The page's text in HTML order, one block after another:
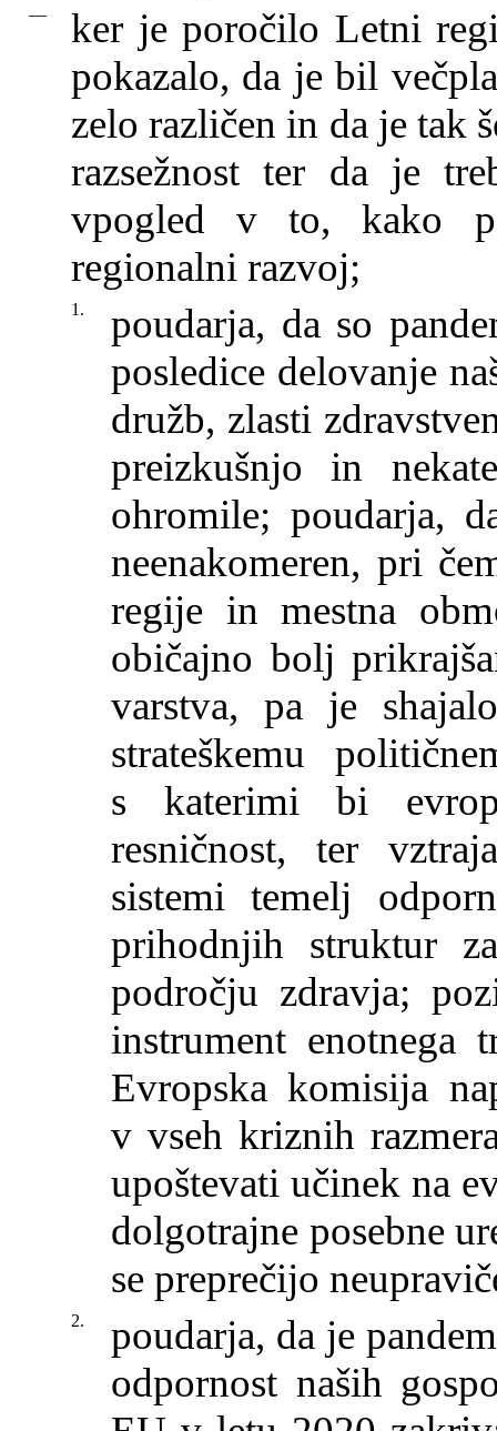
—
ker je poročilo Letni
pokazalo, da je bil
zelo različen in da je tak
razsežnost ter da je
vpogled v to, kako
regionalni razvoj;
1.
poudarja, da so
posledice delovanje
družb, zlasti
preizkušnjo in
ohromile; poudarja,
neenakomeren, pri
regije in mestna
običajno bolj
varstva, pa je
strateškemu
s katerimi bi
resničnost, ter
sistemi temelj
prihodnjih struktur
področju zdravja;
instrument enotnega
Evropska komisija
v vseh kriznih
upoštevati učinek na
dolgotrajne posebne
se preprečijo
2.
poudarja, da je
odpornost naših